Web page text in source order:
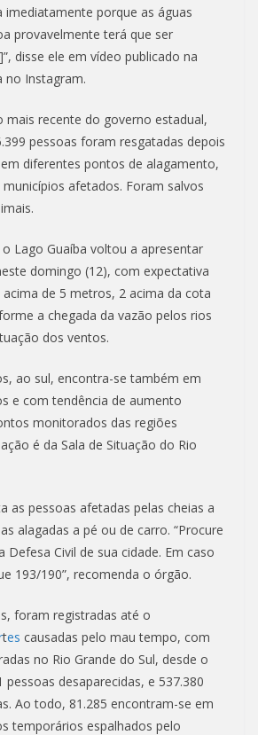
imediatamente porque as águas
provavelmente terá que ser
disse ele em vídeo publicado na
no Instagram.
mais recente do governo estadual,
pessoas foram resgatadas depois
diferentes pontos de alagamento,
afetados. Foram salvos
Lago Guaíba voltou a apresentar
domingo (12), com expectativa
de 5 metros, 2 acima da cota
a chegada da vazão pelos rios
dos ventos.
ao sul, encontra-se também em
e com tendência de aumento
monitorados das regiões
é da Sala de Situação do Rio
as pessoas afetadas pelas cheias a
alagadas a pé ou de carro. “Procure
Civil de sua cidade. Em caso
193/190”, recomenda o órgão.
foram registradas até o
tes causadas pelo mau tempo, com
no Rio Grande do Sul, desde o
pessoas desaparecidas, e 537.380
Ao todo, 81.285 encontram-se em
temporários espalhados pelo